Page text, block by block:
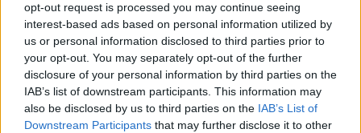
opt-out request is processed you may continue seeing
interest-based ads based on personal information utilized by
us or personal information disclosed to third parties prior to
your opt-out. You may separately opt-out of the further
disclosure of your personal information by third parties on the
IAB’s list of downstream participants. This information may
also be disclosed by us to third parties on the IAB’s List of
Downstream Participants that may further disclose it to other